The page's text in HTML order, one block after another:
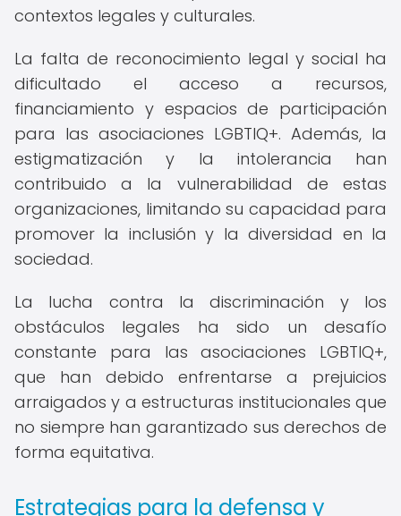
contextos legales y culturales.
La falta de reconocimiento legal y social ha
dificultado el acceso a recursos,
financiamiento y espacios de participación
para las asociaciones LGBTIQ+. Además, la
estigmatización y la intolerancia han
contribuido a la vulnerabilidad de estas
organizaciones, limitando su capacidad para
promover la inclusión y la diversidad en la
sociedad.
La lucha contra la discriminación y los
obstáculos legales ha sido un desafío
constante para las asociaciones LGBTIQ+,
que han debido enfrentarse a prejuicios
arraigados y a estructuras institucionales que
no siempre han garantizado sus derechos de
forma equitativa.
Estrategias para la defensa y